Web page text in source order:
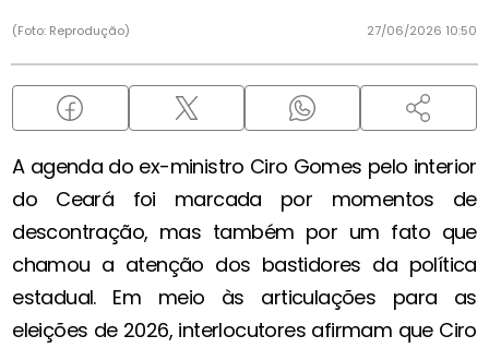
(Foto: Reprodução) 27/06/2026 10:50
A agenda do ex-ministro Ciro Gomes pelo interior
do Ceará foi marcada por momentos de
descontração, mas também por um fato que
chamou a atenção dos bastidores da política
estadual. Em meio às articulações para as
eleições de 2026, interlocutores afirmam que Ciro